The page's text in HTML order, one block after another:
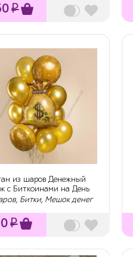
₽
из шаров Денежный
с Биткоинами на День
Битки, Мешок денег
₽